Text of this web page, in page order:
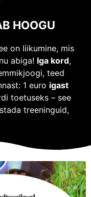
HOOGU
on liikumine, mis
abiga! Iga kord,
teed
1 euro igast
toetuseks – see
treeninguid,